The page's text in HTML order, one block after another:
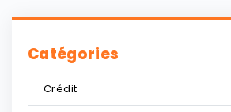
Catégories
Crédit